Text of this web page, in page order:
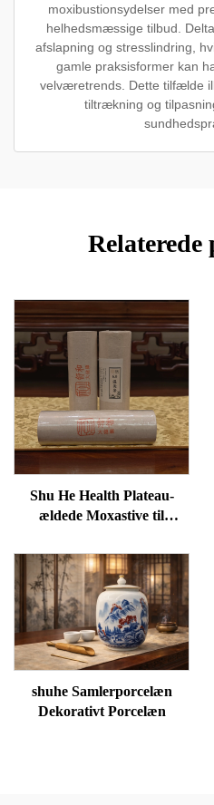
moxibustionsydelser med
helhedsmæssige tilbud.
afslapning og stresslindring,
gamle praksisformer kan
velværetrends. Dette tilfælde
tiltrækning og
Shu He Health Plateau-
ældede Moxastive til
fugtighed og opvarmning af
meridianer
shuhe Samlerporcelæn
Dekorativt Porcelæn